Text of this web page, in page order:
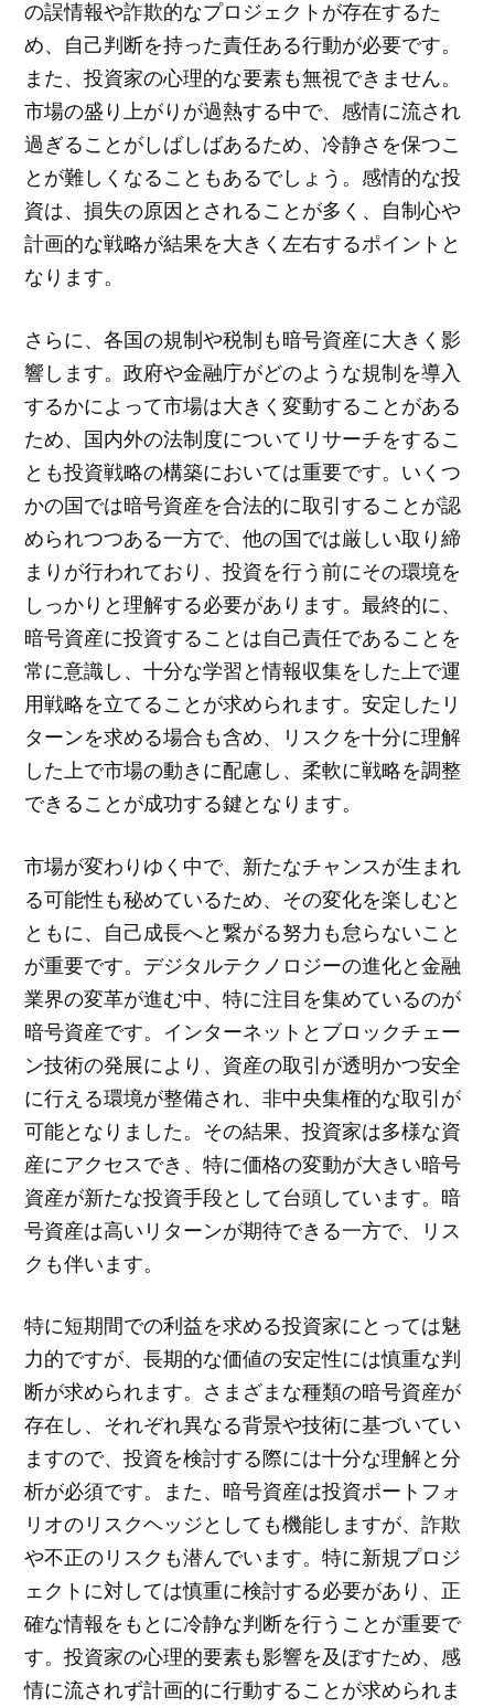
の誤情報や詐欺的なプロジェクトが存在するた
め、自己判断を持った責任ある行動が必要です。
また、投資家の心理的な要素も無視できません。
市場の盛り上がりが過熱する中で、感情に流され
過ぎることがしばしばあるため、冷静さを保つこ
とが難しくなることもあるでしょう。感情的な投
資は、損失の原因とされることが多く、自制心や
計画的な戦略が結果を大きく左右するポイントと
なります。
さらに、各国の規制や税制も暗号資産に大きく影
響します。政府や金融庁がどのような規制を導入
するかによって市場は大きく変動することがある
ため、国内外の法制度についてリサーチをするこ
とも投資戦略の構築においては重要です。いくつ
かの国では暗号資産を合法的に取引することが認
められつつある一方で、他の国では厳しい取り締
まりが行われており、投資を行う前にその環境を
しっかりと理解する必要があります。最終的に、
暗号資産に投資することは自己責任であることを
常に意識し、十分な学習と情報収集をした上で運
用戦略を立てることが求められます。安定したリ
ターンを求める場合も含め、リスクを十分に理解
した上で市場の動きに配慮し、柔軟に戦略を調整
できることが成功する鍵となります。
市場が変わりゆく中で、新たなチャンスが生まれ
る可能性も秘めているため、その変化を楽しむと
ともに、自己成長へと繋がる努力も怠らないこと
が重要です。デジタルテクノロジーの進化と金融
業界の変革が進む中、特に注目を集めているのが
暗号資産です。インターネットとブロックチェー
ン技術の発展により、資産の取引が透明かつ安全
に行える環境が整備され、非中央集権的な取引が
可能となりました。その結果、投資家は多様な資
産にアクセスでき、特に価格の変動が大きい暗号
資産が新たな投資手段として台頭しています。暗
号資産は高いリターンが期待できる一方で、リス
クも伴います。
特に短期間での利益を求める投資家にとっては魅
力的ですが、長期的な価値の安定性には慎重な判
断が求められます。さまざまな種類の暗号資産が
存在し、それぞれ異なる背景や技術に基づいてい
ますので、投資を検討する際には十分な理解と分
析が必須です。また、暗号資産は投資ポートフォ
リオのリスクヘッジとしても機能しますが、詐欺
や不正のリスクも潜んでいます。特に新規プロジ
ェクトに対しては慎重に検討する必要があり、正
確な情報をもとに冷静な判断を行うことが重要で
す。投資家の心理的要素も影響を及ぼすため、感
情に流されず計画的に行動することが求められま